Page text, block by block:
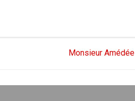
Monsieur Amédée